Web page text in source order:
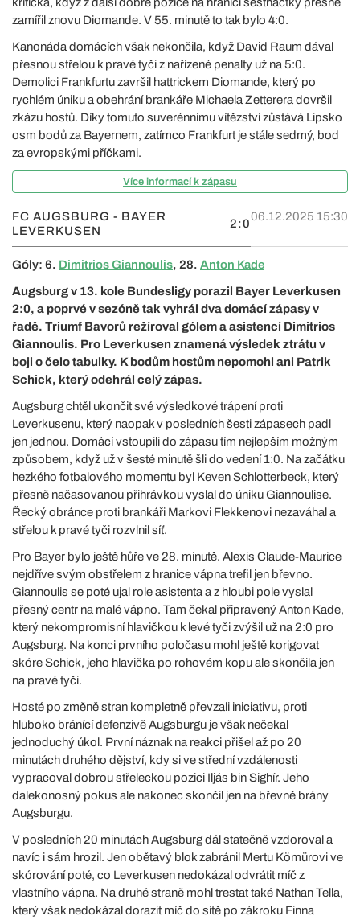
zamířil znovu Diomande. V 55. minutě to tak bylo 4:0.
Kanonáda domácích však nekončila, když David Raum dával
přesnou střelou k pravé tyči z nařízené penalty už na 5:0.
Demolici Frankfurtu završil hattrickem Diomande, který po
rychlém úniku a obehrání brankáře Michaela Zetterera dovršil
zkázu hostů. Díky tomuto suverénnímu vítězství zůstává Lipsko
osm bodů za Bayernem, zatímco Frankfurt je stále sedmý, bod
za evropskými příčkami.
Více informací k zápasu
FC AUGSBURG - BAYER
LEVERKUSEN
2:0
06.12.2025 15:30
Góly: 6. Dimitrios Giannoulis, 28. Anton Kade
Augsburg v 13. kole Bundesligy porazil Bayer Leverkusen
2:0, a poprvé v sezóně tak vyhrál dva domácí zápasy v
řadě. Triumf Bavorů režíroval gólem a asistencí Dimitrios
Giannoulis. Pro Leverkusen znamená výsledek ztrátu v
boji o čelo tabulky. K bodům hostům nepomohl ani Patrik
Schick, který odehrál celý zápas.
Augsburg chtěl ukončit své výsledkové trápení proti
Leverkusenu, který naopak v posledních šesti zápasech padl
jen jednou. Domácí vstoupili do zápasu tím nejlepším možným
způsobem, když už v šesté minutě šli do vedení 1:0. Na začátku
hezkého fotbalového momentu byl Keven Schlotterbeck, který
přesně načasovanou přihrávkou vyslal do úniku Giannoulise.
Řecký obránce proti brankáři Markovi Flekkenovi nezaváhal a
střelou k pravé tyči rozvlnil síť.
Pro Bayer bylo ještě hůře ve 28. minutě. Alexis Claude-Maurice
nejdříve svým obstřelem z hranice vápna trefil jen břevno.
Giannoulis se poté ujal role asistenta a z hloubi pole vyslal
přesný centr na malé vápno. Tam čekal připravený Anton Kade,
který nekompromisní hlavičkou k levé tyči zvýšil už na 2:0 pro
Augsburg. Na konci prvního poločasu mohl ještě korigovat
skóre Schick, jeho hlavička po rohovém kopu ale skončila jen
na pravé tyči.
Hosté po změně stran kompletně převzali iniciativu, proti
hluboko bránící defenzivě Augsburgu je však nečekal
jednoduchý úkol. První náznak na reakci přišel až po 20
minutách druhého dějství, kdy si ve střední vzdálenosti
vypracoval dobrou střeleckou pozici Iljás bin Sighír. Jeho
dalekonosný pokus ale nakonec skončil jen na břevně brány
Augsburgu.
V posledních 20 minutách Augsburg dál statečně vzdoroval a
navíc i sám hrozil. Jen obětavý blok zabránil Mertu Kömürovi ve
skórování poté, co Leverkusen nedokázal odvrátit míč z
vlastního vápna. Na druhé straně mohl trestat také Nathan Tella,
který však nedokázal dorazit míč do sítě po zákroku Finna